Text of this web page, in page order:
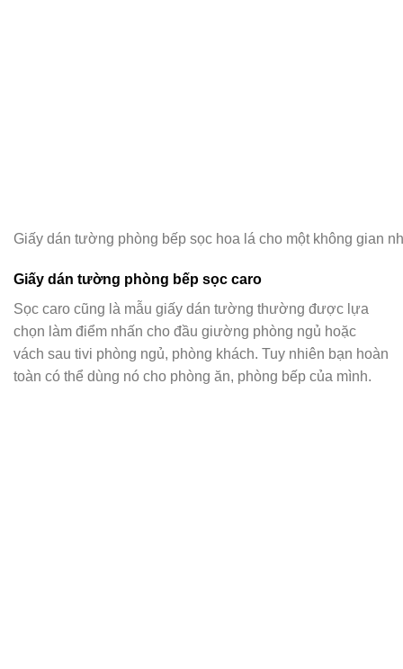
Giấy dán tường phòng bếp sọc hoa lá cho một không gian
Giấy dán tường phòng bếp sọc caro
Sọc caro cũng là mẫu giấy dán tường thường được lựa
chọn làm điểm nhấn cho đầu giường phòng ngủ hoặc
vách sau tivi phòng ngủ, phòng khách. Tuy nhiên bạn hoàn
toàn có thể dùng nó cho phòng ăn, phòng bếp của mình.